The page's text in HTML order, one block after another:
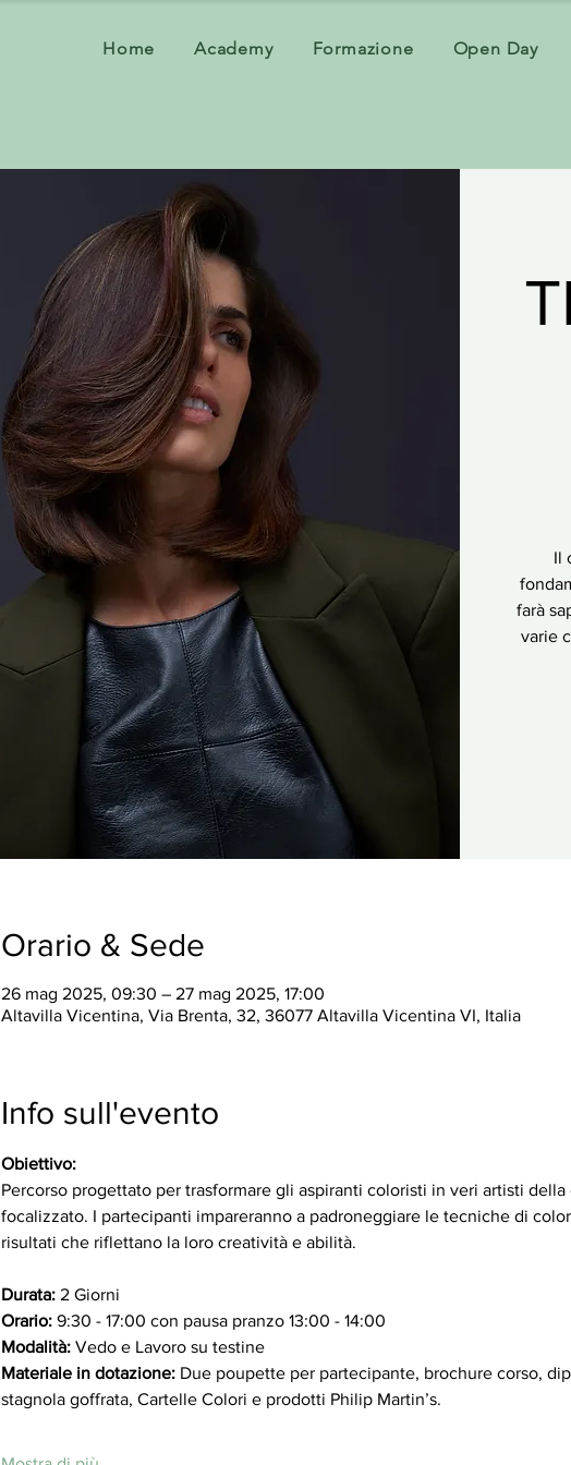
Home Academy Formazione Open Day
Il
farà
varie
Orario & Sede
26 mag 2025, 09:30 – 27 mag 2025, 17:00
Altavilla Vicentina, Via Brenta, 32, 36077 Altavilla Vicentina VI, Italia
Info sull'evento
Obiettivo:
Percorso progettato per trasformare gli aspiranti coloristi in veri artisti
focalizzato. I partecipanti impareranno a padroneggiare le tecniche di
risultati che riflettano la loro creatività e abilità.
Durata: 2 Giorni
Orario: 9:30 - 17:00 con pausa pranzo 13:00 - 14:00
Modalità: Vedo e Lavoro su testine
Materiale in dotazione: Due poupette per partecipante, brochure corso,
stagnola goffrata, Cartelle Colori e prodotti Philip Martin’s.